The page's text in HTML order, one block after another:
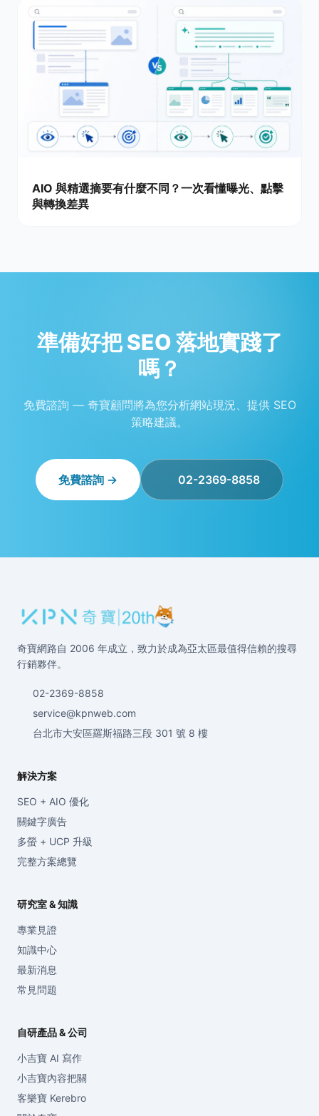
AIO 與精選摘要有什麼不同？一次看懂曝光、點擊
與轉換差異
準備好把 SEO 落地實踐了
嗎？
免費諮詢 — 奇寶顧問將為您分析網站現況、提供 SEO
策略建議。
免費諮詢 → 02-2369-8858
奇寶網路自 2006 年成立，致力於成為亞太區最值得信賴的搜尋
行銷夥伴。
02-2369-8858
service@kpnweb.com
台北市大安區羅斯福路三段 301 號 8 樓
解決方案
SEO + AIO 優化
關鍵字廣告
多螢 + UCP 升級
完整方案總覽
研究室 & 知識
專業見證
知識中心
最新消息
常見問題
自研產品 & 公司
小吉寶 AI 寫作
小吉寶內容把關
客樂寶 Kerebro